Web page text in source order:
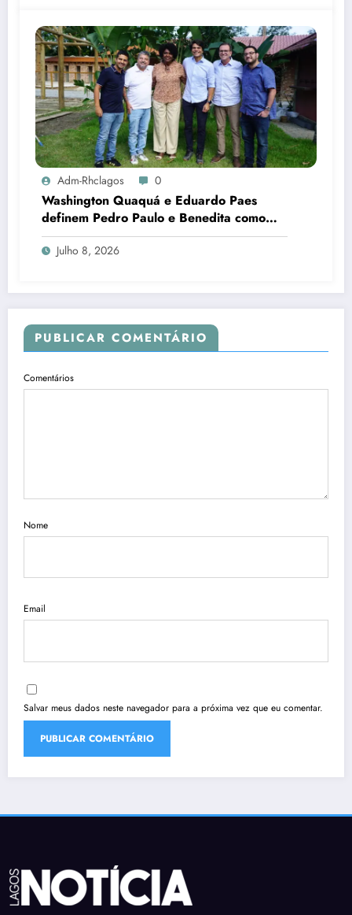
Adm-Rhclagos 0
Washington Quaquá e Eduardo Paes
definem Pedro Paulo e Benedita como
candidatos ao Senado no Rio
Julho 8, 2026
PUBLICAR COMENTÁRIO
Comentários
Nome
Email
Salvar meus dados neste navegador para a próxima vez que eu comentar.